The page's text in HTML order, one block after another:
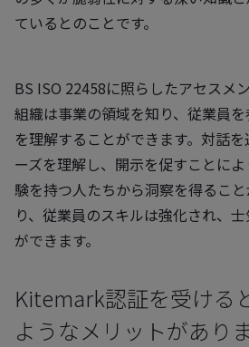
ているとのことです。
BS ISO 22458に照らしたアセスメ
組織は事業の領域を知り、従業員
を理解することができます。対話
ーズを理解し、開示を促すことに
験を持つ人たちから洞察を得るこ
り、従業員のスキルは強化され、
ができます。
Kitemark認証を受ける
ようなメリットがあり